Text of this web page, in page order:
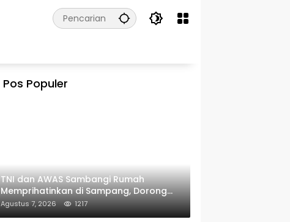
Pos Populer
TNI dan AWAS Sambangi Rumah
Memprihatinkan di Sampang, Dorong
Pemerintah Beri Bantuan RTLH
Agustus 7, 2026 1217